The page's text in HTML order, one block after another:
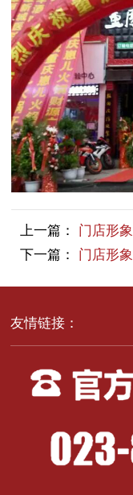
上一篇：
门店形象
下一篇：
门店形象
友情链接：